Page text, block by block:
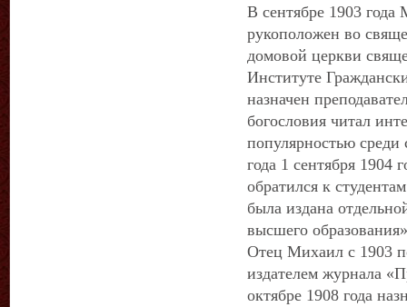
В сентябре 1903
рукоположен во
домовой церкви
Институте
назначен
богословия читал
популярностью среди
года 1 сентября 1904
обратился к
была издана
высшего
Отец Михаил с 1903
издателем журнала
октябре 1908 года